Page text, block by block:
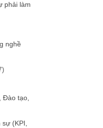
phải làm
nghề
Đào tạo,
sự (KPI,